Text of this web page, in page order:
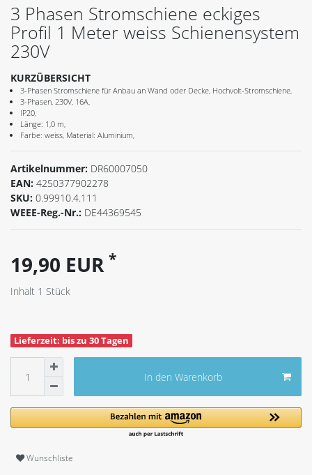
3 Phasen Stromschiene eckiges
Profil 1 Meter weiss Schienensystem
230V
KURZÜBERSICHT
3-Phasen Stromschiene für Anbau an Wand oder Decke, Hochvolt-Stromschiene,
3-Phasen, 230V, 16A,
IP20,
Länge: 1,0 m,
Farbe: weiss, Material: Aluminium,
Artikelnummer: DR60007050
EAN: 4250377902278
SKU: 0.99910.4.111
WEEE-Reg.-Nr.: DE44369545
19,90 EUR *
Inhalt 1 Stück
Lieferzeit: bis zu 30 Tagen
In den Warenkorb
Wunschliste